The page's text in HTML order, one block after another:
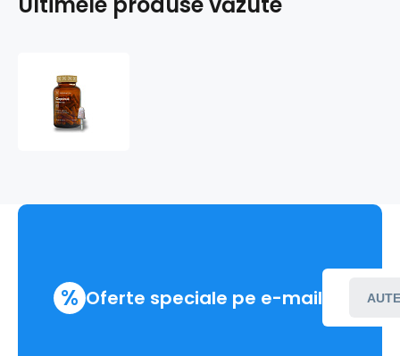
% Oferte speciale pe e-mail